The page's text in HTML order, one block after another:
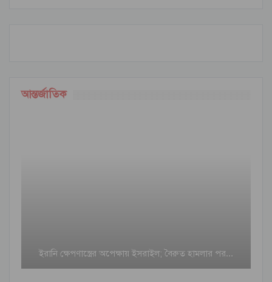
আন্তর্জাতিক
ইরানি ক্ষেপণাস্ত্রের অপেক্ষায় ইসরাইল; বৈরুত হামলার পর…